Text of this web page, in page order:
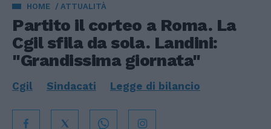
HOME ATTUALITÀ
Partito il corteo a Roma. La
Cgil sfila da sola. Landini:
"Grandissima giornata"
Cgil Sindacati Legge di bilancio